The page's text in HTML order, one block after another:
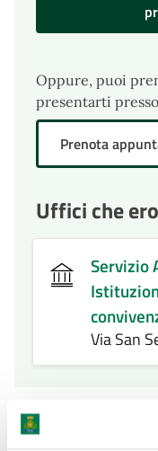
Oppure, puoi
presentarti
Prenota
Uffici che
Servizio
Via San
Condizioni di